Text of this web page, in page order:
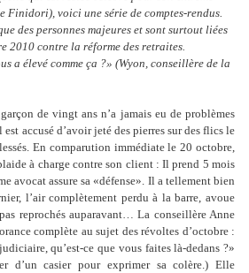
Finidori), voici une série de comptes-rendus.
des personnes majeures et sont surtout liées
2010 contre la réforme des retraites.
a élevé comme ça ?» (Wyon, conseillère de la
de vingt ans n’a jamais eu de pro­blè­mes
accusé d’avoir jeté des pier­res sur des flics le
En com­pa­ru­tion immé­diate le 20 octo­bre,
à charge contre son client : Il prend 5 mois
avocat assure sa «défense». Il a tel­le­ment bien
l’air com­plè­te­ment perdu à la barre, avoue
repro­chés aupa­ra­vant… La conseillère Anne
com­plète au sujet des révol­tes d’octo­bre :
qu’est-ce que vous faites là-dedans ?»
d’un casier pour expri­mer sa colère.) Elle